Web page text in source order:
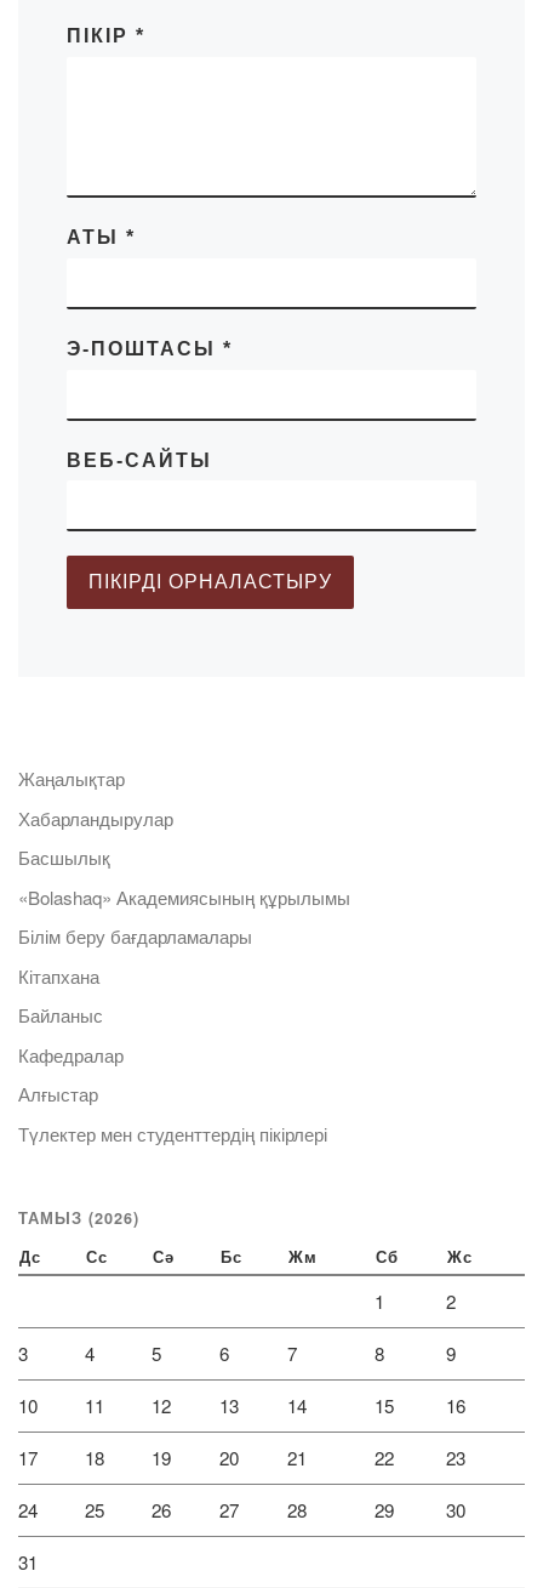
ПІКІР *
АТЫ *
Э-ПОШТАСЫ *
ВЕБ-САЙТЫ
Жаңалықтар
Хабарландырулар
Басшылық
«Bolashaq» Академиясының құрылымы
Білім беру бағдарламалары
Кітапхана
Байланыс
Кафедралар
Алғыстар
Түлектер мен студенттердің пікірлері
ТАМЫЗ (2026)
Дс Сс Сә Бс Жм Сб Жс
1 2
3 4 5 6 7 8 9
10 11 12 13 14 15 16
17 18 19 20 21 22 23
24 25 26 27 28 29 30
31